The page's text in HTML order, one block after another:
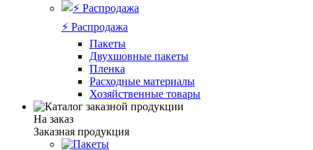
⚡️ Распродажа
Пакеты
Двухшовные пакеты
Пленка
Расходные материалы
Хозяйственные товары
На заказ
Заказная продукция